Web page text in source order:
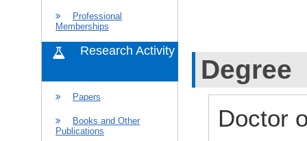
Professional
Memberships
Research Activity
Papers
Books and Other
Publications
Degree
Doctor